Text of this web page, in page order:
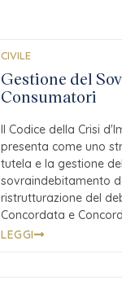
CIVILE
Gestione del
Consumatori
Il Codice della Crisi
presenta come uno
tutela e la gestione
sovraindebitamento
ristrutturazione del
Concordata e
LEGGI